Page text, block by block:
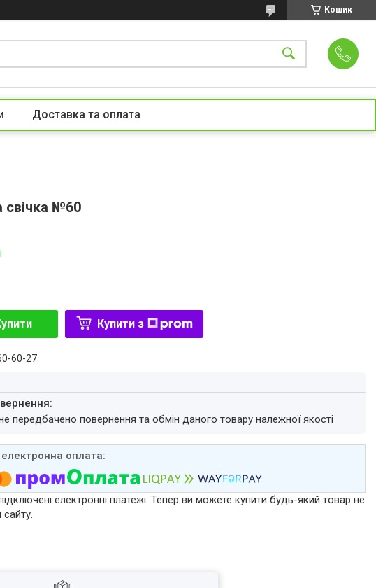
Кошик
Доставка та оплата
свічка №60
Купити з
60-27
передбачено повернення та обмін даного товару належної якості
електронні платежі. Тепер ви можете купити будь-який товар не